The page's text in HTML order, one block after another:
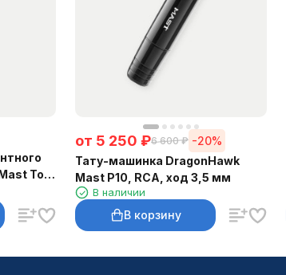
Tour
от 5 250 ₽6 600 ₽ -20%
Тату-машинка DragonHawk
Mast P10, RCA, ход 3,5 мм
В наличии
В корзину